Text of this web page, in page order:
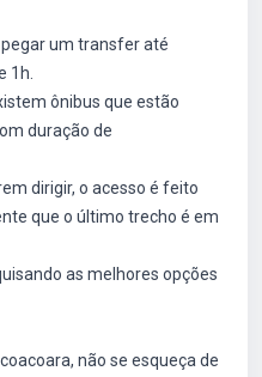
pegar um transfer até
1h.
ônibus que estão
duração de
dirigir, o acesso é feito
que o último trecho é em
as melhores opções
não se esqueça de